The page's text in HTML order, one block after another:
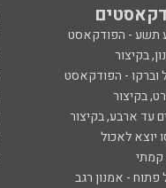
תשע - הפודקאסט
בקיצור
וברקו - הפודקאסט
בקיצור
עד ארבע, בקיצור
יוצא לאכול
קמתי
פתוח - אמנון רגב